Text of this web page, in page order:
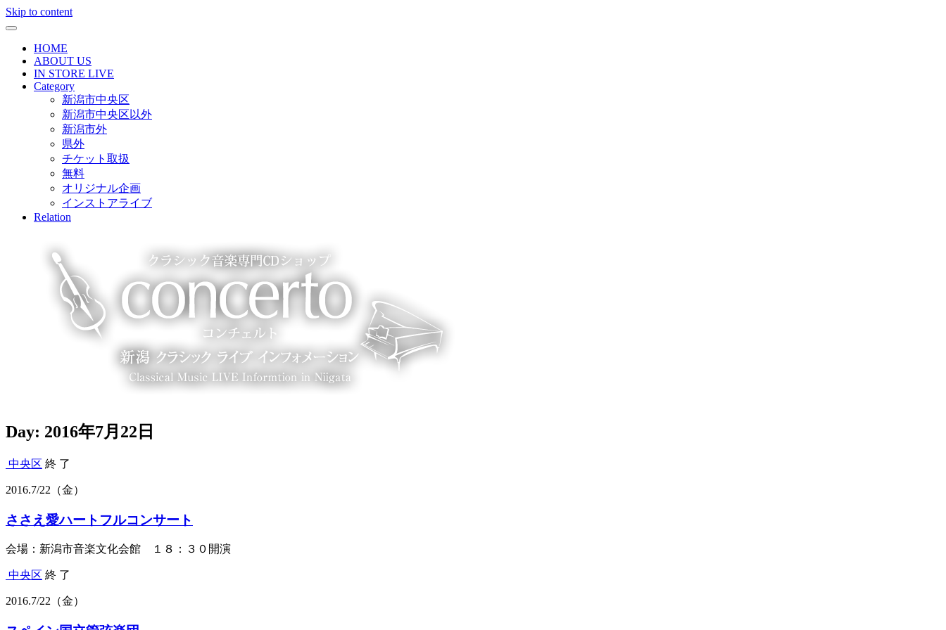
Skip to content
HOME
ABOUT US
IN STORE LIVE
Category
新潟市中央区
新潟市中央区以外
新潟市外
県外
チケット取扱
無料
オリジナル企画
インストアライブ
Relation
Day: 2016年7月22日
中央区 終 了
2016.7/22 （金）
ささえ愛ハートフルコンサート
会場：新潟市音楽文化会館 １８：３０開演
中央区 終 了
2016.7/22 （金）